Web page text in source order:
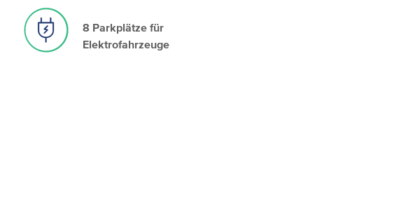
8 Parkplätze für
Elektrofahrzeuge